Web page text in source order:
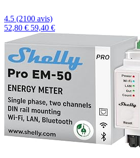
4.5 (2100 avis)
52,80 € 59,40 €